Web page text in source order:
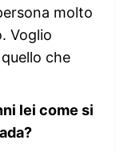
molto
Voglio
che
lei come si